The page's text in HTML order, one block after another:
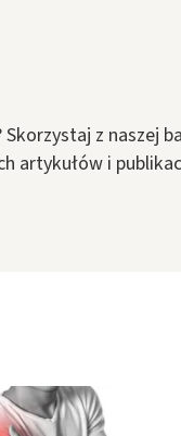
z naszej
artykułów i